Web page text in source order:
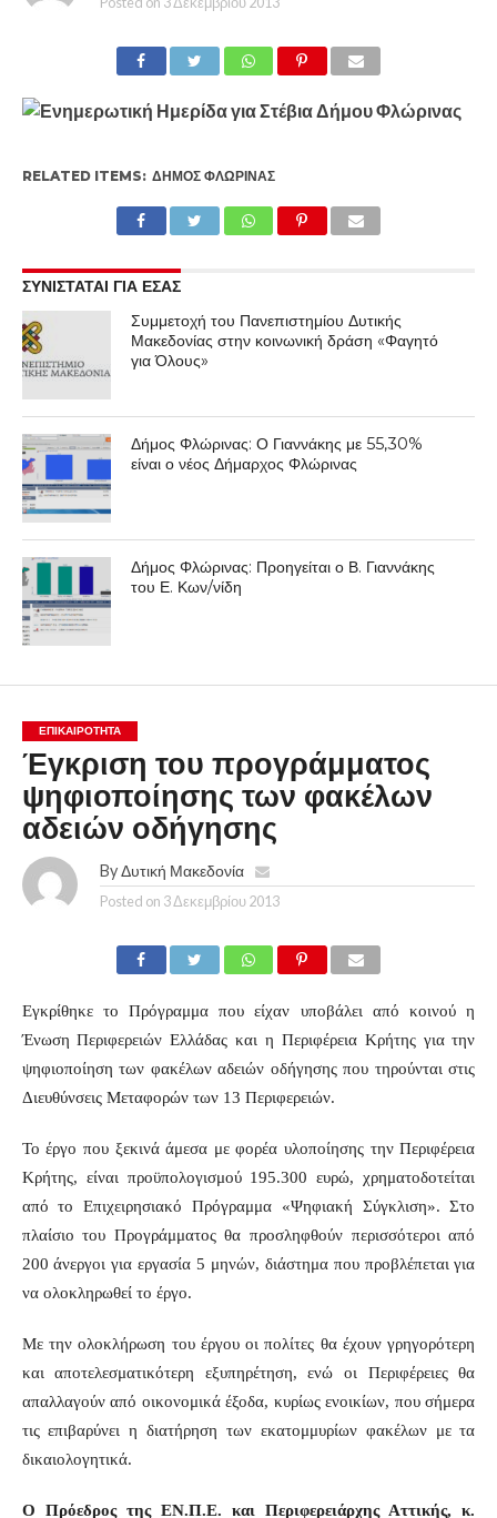
RELATED ITEMS: ΔΉΜΟΣ ΦΛΏΡΙΝΑΣ
ΣΥΝΙΣΤΑΤΑΙ ΓΙΑ ΕΣΑΣ
Συμμετοχή του Πανεπιστημίου Δυτικής
Μακεδονίας στην κοινωνική δράση «Φαγητό
για Όλους»
Δήμος Φλώρινας: Ο Γιαννάκης με 55,30%
είναι ο νέος Δήμαρχος Φλώρινας
Δήμος Φλώρινας: Προηγείται ο Β. Γιαννάκης
του Ε. Κων/νίδη
ΕΠΙΚΑΙΡΟΤΗΤΑ
Έγκριση του προγράμματος
ψηφιοποίησης των φακέλων
αδειών οδήγησης
By Δυτική Μακεδονία
Posted on 3 Δεκεμβρίου 2013
Εγκρίθηκε το Πρόγραμμα που είχαν υποβάλει από κοινού η
Ένωση Περιφερειών Ελλάδας και η Περιφέρεια Κρήτης για την
ψηφιοποίηση των φακέλων αδειών οδήγησης που τηρούνται στις
Διευθύνσεις Μεταφορών των 13 Περιφερειών.
Το έργο που ξεκινά άμεσα με φορέα υλοποίησης την Περιφέρεια
Κρήτης, είναι προϋπολογισμού 195.300 ευρώ, χρηματοδοτείται
από το Επιχειρησιακό Πρόγραμμα «Ψηφιακή Σύγκλιση». Στο
πλαίσιο του Προγράμματος θα προσληφθούν περισσότεροι από
200 άνεργοι για εργασία 5 μηνών, διάστημα που προβλέπεται για
να ολοκληρωθεί το έργο.
Με την ολοκλήρωση του έργου οι πολίτες θα έχουν γρηγορότερη
και αποτελεσματικότερη εξυπηρέτηση, ενώ οι Περιφέρειες θα
απαλλαγούν από οικονομικά έξοδα, κυρίως ενοικίων, που σήμερα
τις επιβαρύνει η διατήρηση των εκατομμυρίων φακέλων με τα
δικαιολογητικά.
Ο Πρόεδρος της ΕΝ.Π.Ε. και Περιφερειάρχης Αττικής, κ.